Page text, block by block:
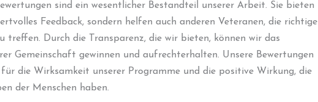
sind ein wesentlicher Bestandteil unserer Arbeit. Sie bieten
Feedback, sondern helfen auch anderen Veteranen, die richtige
treffen. Durch die Transparenz, die wir bieten, können wir das
Gemeinschaft gewinnen und aufrechterhalten. Unsere Bewertungen
für die Wirksamkeit unserer Programme und die positive Wirkung, die
der Menschen haben.